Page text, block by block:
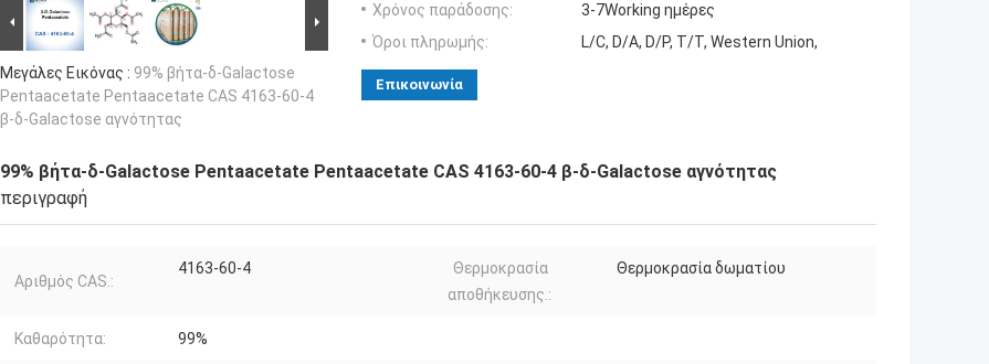
Μεγάλες Εικόνας : 99% βήτα-δ-Galactose
Pentaacetate Pentaacetate CAS 4163-60-4
β-δ-Galactose αγνότητας
Χρόνος παράδοσης:
3-7Working ημέρες
Όροι πληρωμής:
L/C, D/A, D/P, T/T, Western Union,
Επικοινωνία
99% βήτα-δ-Galactose Pentaacetate Pentaacetate CAS 4163-60-4 β-δ-Galactose αγνότητας
περιγραφή
Αριθμός CAS.:
4163-60-4
Θερμοκρασία
αποθήκευσης.:
Θερμοκρασία δωματίου
Καθαρότητα: 99%